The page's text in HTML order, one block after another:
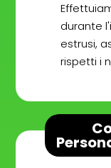
durante
estrusi,
rispetti i